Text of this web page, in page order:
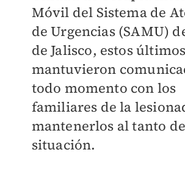
Móvil del Sistema de
de Urgencias (SAMU)
de Jalisco, estos últimos
mantuvieron
todo momento con los
familiares de la
mantenerlos al tanto
situación.